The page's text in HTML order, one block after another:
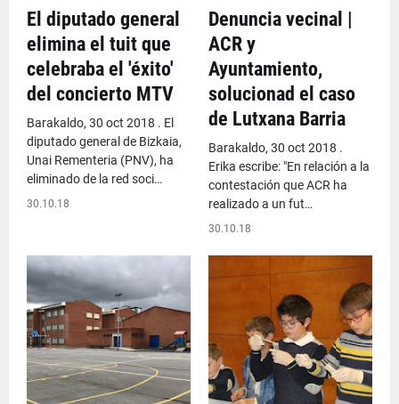
El diputado general
elimina el tuit que
celebraba el 'éxito'
del concierto MTV
Barakaldo, 30 oct 2018 . El
diputado general de Bizkaia,
Unai Rementeria (PNV), ha
eliminado de la red soci…
30.10.18
Denuncia vecinal |
ACR y
Ayuntamiento,
solucionad el caso
de Lutxana Barria
Barakaldo, 30 oct 2018 .
Erika escribe: "En relación a la
contestación que ACR ha
realizado a un fut…
30.10.18